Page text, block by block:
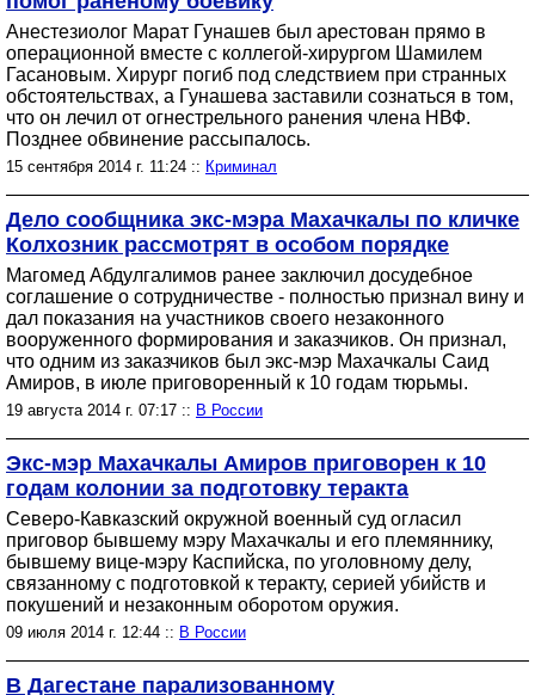
Анестезиолог Марат Гунашев был арестован прямо в
операционной вместе с коллегой-хирургом Шамилем
Гасановым. Хирург погиб под следствием при странных
обстоятельствах, а Гунашева заставили сознаться в том,
что он лечил от огнестрельного ранения члена НВФ.
Позднее обвинение рассыпалось.
15 сентября 2014 г. 11:24 :: Криминал
Дело сообщника экс-мэра Махачкалы по кличке
Колхозник рассмотрят в особом порядке
Магомед Абдулгалимов ранее заключил досудебное
соглашение о сотрудничестве - полностью признал вину и
дал показания на участников своего незаконного
вооруженного формирования и заказчиков. Он признал,
что одним из заказчиков был экс-мэр Махачкалы Саид
Амиров, в июле приговоренный к 10 годам тюрьмы.
19 августа 2014 г. 07:17 :: В России
Экс-мэр Махачкалы Амиров приговорен к 10
годам колонии за подготовку теракта
Северо-Кавказский окружной военный суд огласил
приговор бывшему мэру Махачкалы и его племяннику,
бывшему вице-мэру Каспийска, по уголовному делу,
связанному с подготовкой к теракту, серией убийств и
покушений и незаконным оборотом оружия.
09 июля 2014 г. 12:44 :: В России
В Дагестане парализованному